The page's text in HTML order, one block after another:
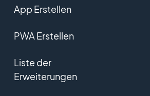
App Erstellen
PWA Erstellen
Liste der
Erweiterungen